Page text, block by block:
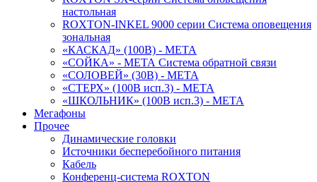
настольная
ROXTON-INKEL 9000 серии Система оповещения
зональная
«КАСКАД» (100В) - МЕТА
«СОЙКА» - МЕТА Система обратной связи
«СОЛОВЕЙ» (30В) - МЕТА
«СТЕРХ» (100В исп.3) - МЕТА
«ШКОЛЬНИК» (100В исп.3) - МЕТА
Мегафоны
Прочее
Динамические головки
Источники бесперебойного питания
Кабель
Конференц-система ROXTON